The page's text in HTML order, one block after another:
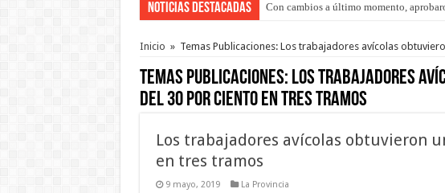
Noticias Destacadas Con cambios a último momento,
Del viernes 7 al domingo 9 de agosto: la
Inicio » Temas Publicaciones: Los trabajadores avícolas
Temas Publicaciones: Los trabajadores
del 30 por ciento en tres tramos
Los trabajadores avícolas obtuvieron
en tres tramos
9 mayo, 2019 La Provincia